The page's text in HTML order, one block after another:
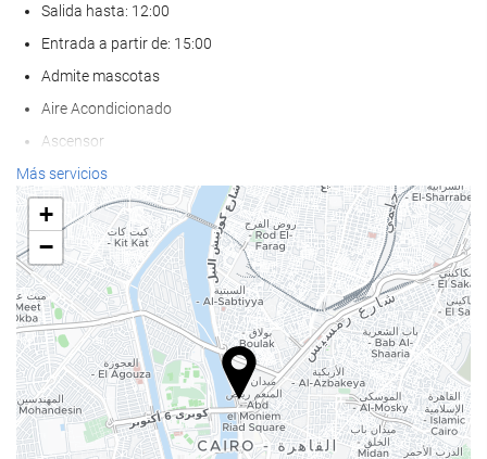
Salida hasta: 12:00
Entrada a partir de: 15:00
Admite mascotas
Aire Acondicionado
Ascensor
Adaptado para personas con movilidad reducida
Habitaciones No fumadores
Zona de fumadores
Bienestar
Pool bar
Toallas de playa o piscina
Tumbonas
Sombrillas
Más servicios
+
−